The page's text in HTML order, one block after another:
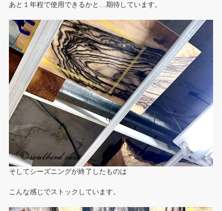
あと１年程で使用できるかと…期待しています。
そしてシーズニングが終了したものは
こんな感じでストックしています。